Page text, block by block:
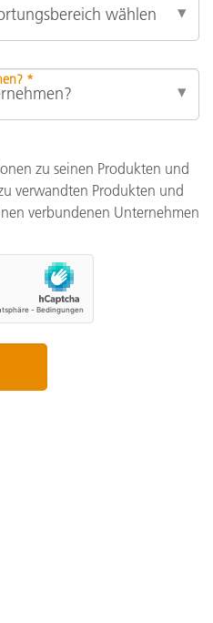
*
zu seinen Produkten und
verwandten Produkten und
verbundenen Unternehmen